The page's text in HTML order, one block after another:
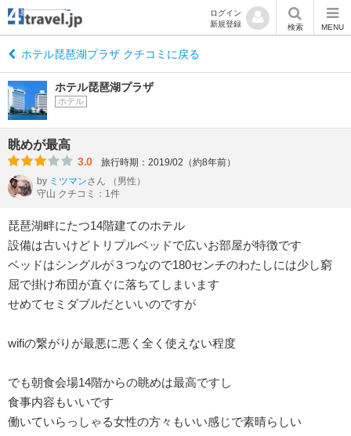
ログイン
新規登録
検索 MENU
ホテル琵琶湖プラザ クチコミに戻る
ホテル琵琶湖プラザ
ホテル
眺めが最高
3.0
旅行時期：2019/02（約8年前）
by ミツマンさん
（男性）
守山 クチコミ：1件
琵琶湖畔にたつ14階建てのホテル
設備は古いけどトリプルベッドで広いお部屋が特徴です
ベッドはシングルが３つなので180センチのわたしには少し窮
屈で掛け布団が直ぐに落ちてしまいます
せめてセミダブルだといいのですが
wifiの繋がりが最悪に悪く全く使えない程度
でも朝食会場14階からの眺めは最高ですし
食事内容もいいです
働いていらっしゃる女性の方々もいい感じで素晴らしい